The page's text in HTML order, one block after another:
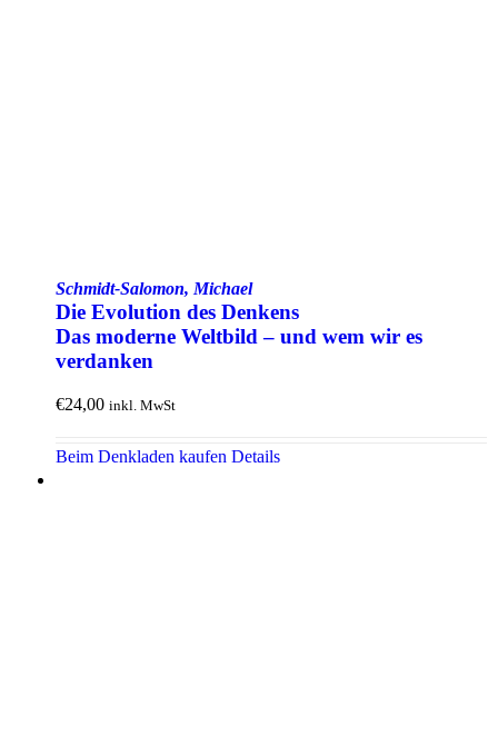
Schmidt-Salomon, Michael
Die Evolution des Denkens
Das moderne Weltbild – und wem wir es
verdanken
€24,00 inkl. MwSt
Beim Denkladen kaufen Details